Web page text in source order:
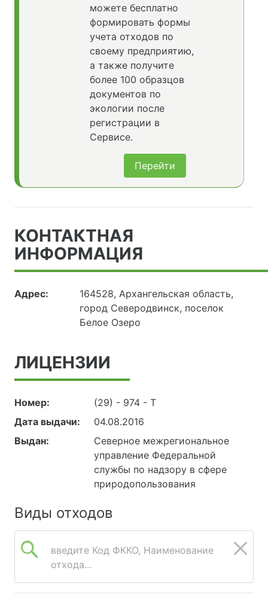
можете бесплатно
формировать формы
учета отходов по
своему предприятию,
а также получите
более 100 образцов
документов по
экологии после
регистрации в
Сервисе.
Перейти
КОНТАКТНАЯ
ИНФОРМАЦИЯ
Адрес:
164528, Архангельская область,
город Северодвинск, поселок
Белое Озеро
ЛИЦЕНЗИИ
Номер:
(29) - 974 - Т
Дата выдачи:
04.08.2016
Выдан:
Северное межрегиональное
управление Федеральной
службы по надзору в сфере
природопользования
Виды отходов
введите Код ФККО, Наименование
отхода...